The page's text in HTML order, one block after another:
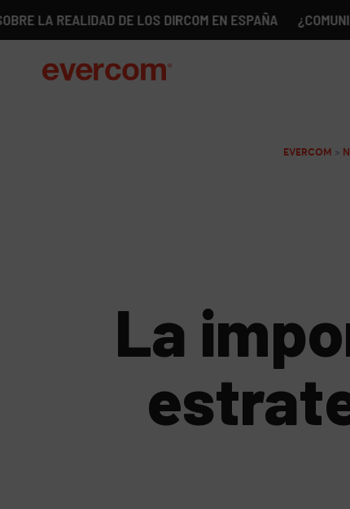
DE LOS DIRCOM EN ESPAÑA ¿COMUNICACIÓN
EVERCOM >
La